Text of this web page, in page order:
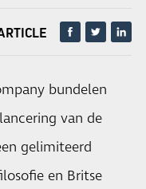
bundelen
van de
gelimiteerd
en Britse